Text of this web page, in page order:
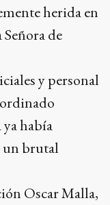
herida en
de
y personal
había
un brutal
Oscar Malla,